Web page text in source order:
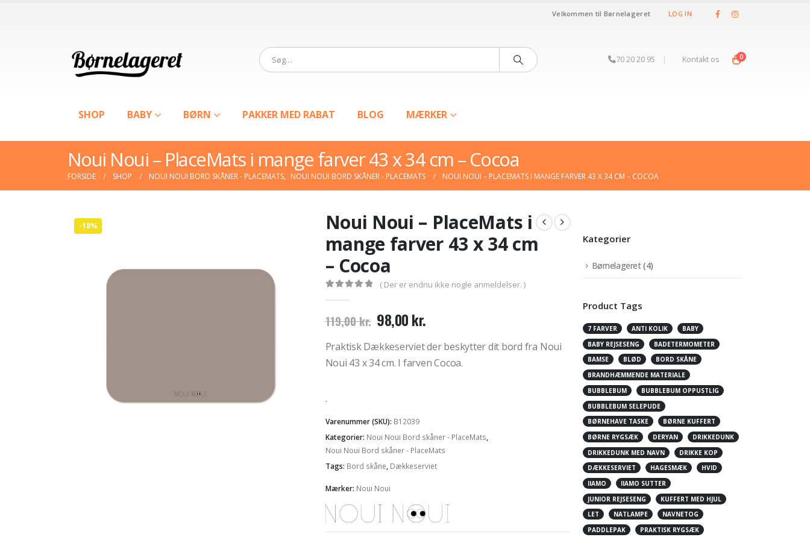
Velkommen til Børnelageret LOG IN
70 20 20 95 | Kontakt os 0
SHOP BABY BØRN PAKKER MED RABAT BLOG MÆRKER
Noui Noui – PlaceMats i mange farver 43 x 34 cm – Cocoa
FORSIDE SHOP NOUI NOUI BORD SKÅNER - PLACEMATS, NOUI NOUI BORD SKÅNER - PLACEMATS NOUI NOUI – PLACEMATS I MANGE FARVER 43 X 34 CM – COCOA
-18%
Noui Noui – PlaceMats i
mange farver 43 x 34 cm
– Cocoa
( Der er endnu ikke nogle anmeldelser. )
119,00kr. Den
oprindelige
pris
var:
98,00kr.Den
aktuelle
pris
er:
Praktisk Dækkeserviet der beskytter dit bord fra Noui
Noui 43 x 34 cm. I farven Cocoa.
.
Varenummer (SKU): B12039
Kategorier: Noui Noui Bord skåner - PlaceMats,
Noui Noui Bord skåner - PlaceMats
Tags: Bord skåne, Dækkeserviet
Mærker: Noui Noui
Kategorier
Børnelageret(4)
Product Tags
7 FARVER ANTI KOLIK
BABY
BABY REJSESENG
BADETERMOMETER
BAMSE
BLØD
BORD SKÅNE
BRANDHÆMMENDE MATERIALE
BUBBLEBUM
BUBBLEBUM OPPUSTLIG
BUBBLEBUM SELEPUDE
BØRNEHAVE TASKE
BØRNE KUFFERT
BØRNE RYGSÆK
DERYAN
DRIKKEDUNK
DRIKKEDUNK MED NAVN
DRIKKE KOP
DÆKKESERVIET
HAGESMÆK
HVID
IIAMO
IIAMO SUTTER
JUNIOR REJSESENG
KUFFERT MED HJUL
LET
NATLAMPE
NAVNETOG
PADDLEPAK
PRAKTISK RYGSÆK